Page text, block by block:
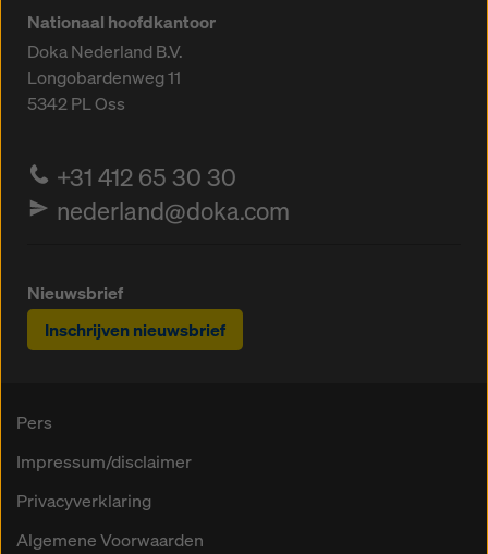
Nationaal hoofdkantoor
Doka Nederland B.V.
Longobardenweg 11
5342 PLOss
+31 412 65 30 30
nederland@doka.com
Nieuwsbrief
Inschrijven nieuwsbrief
Pers
Impressum/disclaimer
Privacyverklaring
Algemene Voorwaarden